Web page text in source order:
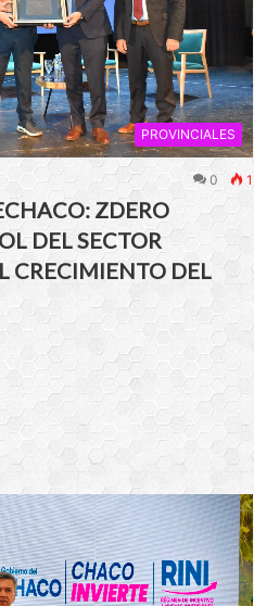
PROVINCIALES
0 1
ZDERO
DEL SECTOR
CRECIMIENTO DEL